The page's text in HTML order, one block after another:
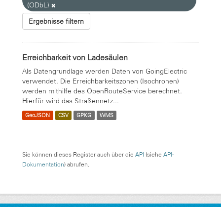
(ODbL)
Ergebnisse filtern
Erreichbarkeit von Ladesäulen
Als Datengrundlage werden Daten von GoingElectric
verwendet. Die Erreichbarkeitszonen (Isochronen)
werden mithilfe des OpenRouteService berechnet.
Hierfür wird das Straßennetz...
GeoJSON CSV GPKG WMS
Sie können dieses Register auch über die API (siehe API-
Dokumentation) abrufen.